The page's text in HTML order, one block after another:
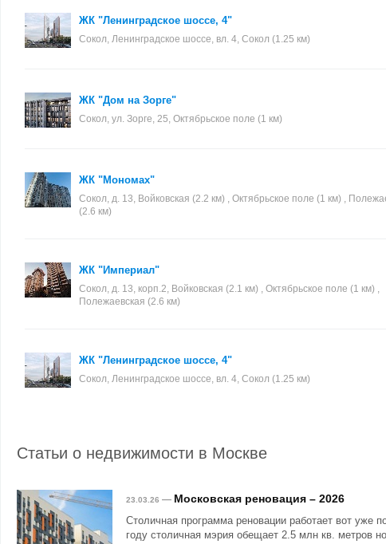
ЖК "Ленинградское шоссе, 4"
Сокол, Ленинградское шоссе, вл. 4, Сокол (1.25 км)
ЖК "Дом на Зорге"
Сокол, ул. Зорге, 25, Октябрьское поле (1 км)
ЖК "Мономах"
Сокол, д. 13, Войковская (2.2 км) , Октябрьское поле (1 км) ,
(2.6 км)
ЖК "Империал"
Сокол, д. 13, корп.2, Войковская (2.1 км) , Октябрьское поле (1 км) ,
Полежаевская (2.6 км)
ЖК "Ленинградское шоссе, 4"
Сокол, Ленинградское шоссе, вл. 4, Сокол (1.25 км)
Статьи о недвижимости в Москве
23.03.26 — Московская реновация – 2026
Столичная программа реновации работает вот уже
году столичная мэрия обещает 2.5 млн кв. метров